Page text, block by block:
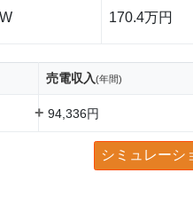
170.4万円
売電収入(年間)
+ 94,336円
シミュレーシ